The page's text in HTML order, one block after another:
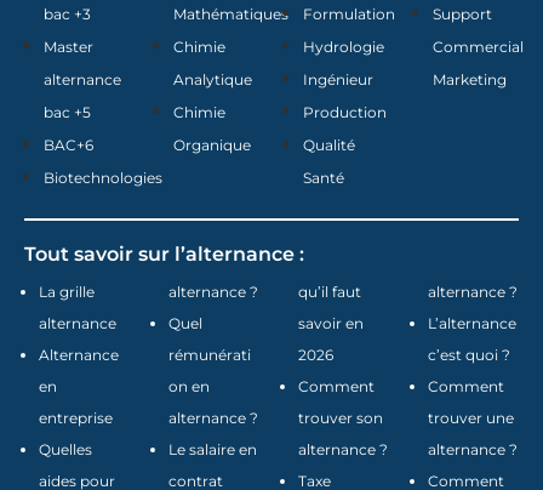
bac +3
Master
alternance
bac +5
BAC+6
Biotechnologies
Mathématiques
Chimie
Analytique
Chimie
Organique
Formulation
Hydrologie
Ingénieur
Production
Qualité
Santé
Support
Commercial
Marketing
Tout savoir sur l’alternance :
La grille
alternance
Alternance
en
entreprise
Quelles
aides pour
alternance ?
Quel
rémunérati
on en
alternance ?
Le salaire en
contrat
qu’il faut
savoir en
2026
Comment
trouver son
alternance ?
Taxe
alternance ?
L’alternance
c’est quoi ?
Comment
trouver une
alternance ?
Comment